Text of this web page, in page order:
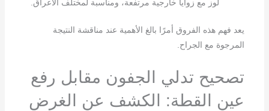
لوز مع زوايا خارجية مرتفعة، ومناسبة لمختلف الأعراق.
يعد فهم هذه الفروق أمرًا بالغ الأهمية عند مناقشة النتيجة
المرجوة مع الجراح.
تصحيح تدلي الجفون مقابل رفع
عين القطة: الكشف عن الغرض